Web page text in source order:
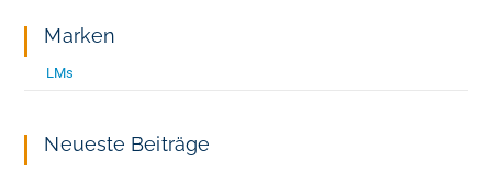
Marken
LMs
Neueste Beiträge